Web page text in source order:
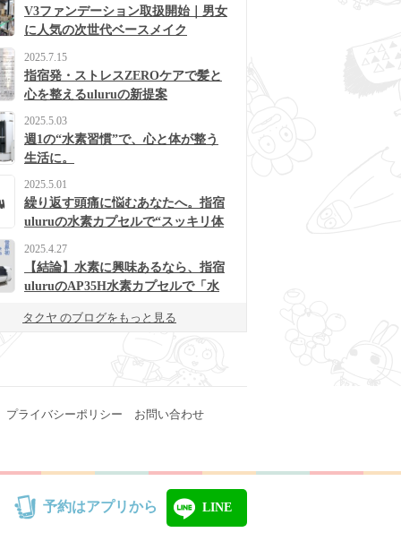
V3ファンデーション取扱開始｜男女
に人気の次世代ベースメイク
2025.7.15
指宿発・ストレスZEROケアで髪と
心を整えるuluruの新提案
2025.5.03
週1の“水素習慣”で、心と体が整う
生活に。
2025.5.01
繰り返す頭痛に悩むあなたへ。指宿
uluruの水素カプセルで“スッキリ体
2025.4.27
【結論】水素に興味あるなら、指宿
uluruのAP35H水素カプセルで「水
タクヤ のブログをもっと見る
プライバシーポリシー お問い合わせ
予約はアプリから LINE